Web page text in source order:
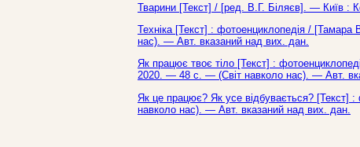
Тварини [Текст] / [ред. В.Г. Біляєв]. — Київ :
Техніка [Текст] : фотоенциклопедія /
нас). — Авт. вказаний над вих. дан.
Як працює твоє тіло [Текст] :
2020. — 48 с. — (Світ навколо нас). — Авт.
Як це працює? Як усе відбувається?
навколо нас). — Авт. вказаний над вих. дан.